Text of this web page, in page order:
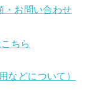
・お問い合わせ
ちら
などについて）